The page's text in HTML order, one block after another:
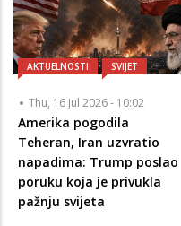
AKTUELNOSTI SVIJET
Thu, 16 Jul 2026 - 10:02
Amerika pogodila
Teheran, Iran uzvratio
napadima: Trump poslao
poruku koja je privukla
pažnju svijeta